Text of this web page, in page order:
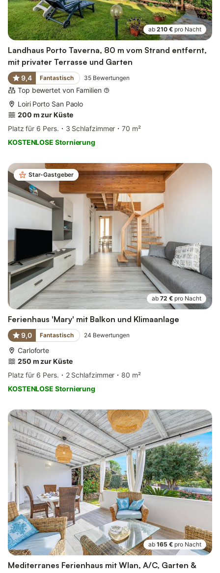
ab 210 € pro Nacht
Landhaus Porto Taverna, 80 m vom Strand entfernt,
mit privater Terrasse und Garten
9,4 Fantastisch 35 Bewertungen
Top bewertet von Familien
Loiri Porto San Paolo
200 m zur Küste
Platz für 6 Pers.
3 Schlafzimmer
70 m²
KOSTENLOSE Stornierung
Star-Gastgeber
ab 72 € pro Nacht
Ferienhaus 'Mary' mit Balkon und Klimaanlage
9,0 Fantastisch 24 Bewertungen
Carloforte
250 m zur Küste
Platz für 6 Pers.
2 Schlafzimmer
80 m²
KOSTENLOSE Stornierung
ab 165 € pro Nacht
Mediterranes Ferienhaus mit Wlan, A/C, Garten &